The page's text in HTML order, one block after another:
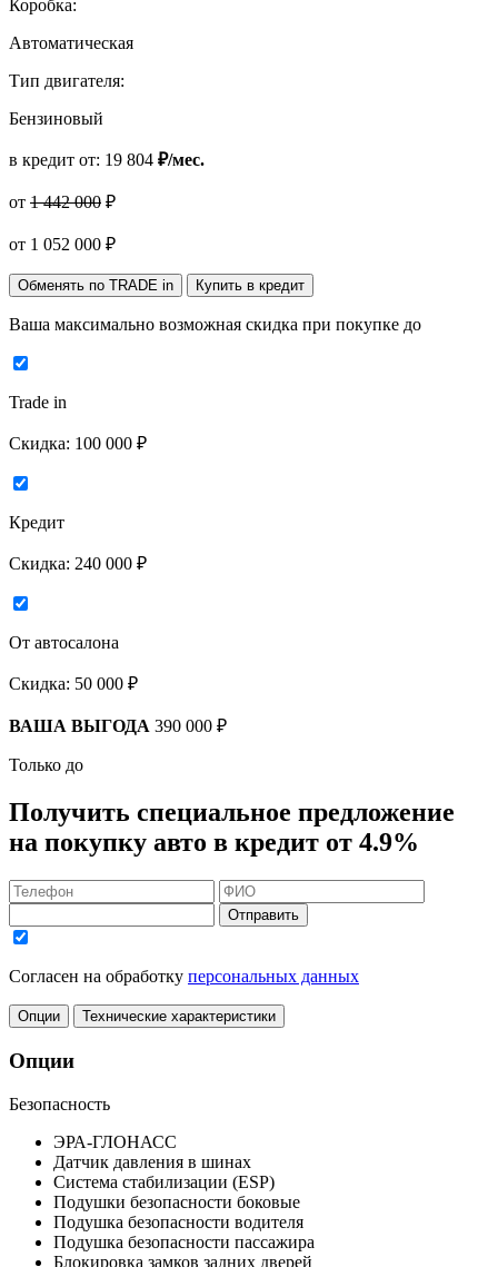
Коробка:
Автоматическая
Тип двигателя:
Бензиновый
в кредит от: 19 804 ₽/мес.
от 1 442 000 ₽
от 1 052 000 ₽
Обменять по TRADE in Купить в кредит
Ваша максимально возможная скидка при покупке до
Trade in
Скидка: 100 000 ₽
Кредит
Скидка: 240 000 ₽
От автосалона
Скидка: 50 000 ₽
ВАША ВЫГОДА 390 000 ₽
Только до
Получить специальное предложение
на покупку авто в кредит от 4.9%
Отправить
Согласен на обработку персональных данных
Опции Технические характеристики
Опции
Безопасность
ЭРА-ГЛОНАСС
Датчик давления в шинах
Система стабилизации (ESP)
Подушки безопасности боковые
Подушка безопасности водителя
Подушка безопасности пассажира
Блокировка замков задних дверей